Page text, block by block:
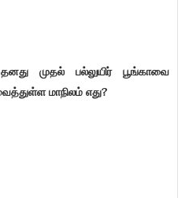
முதல் பல்லுயிர் பூங்காவை
மாநிலம் எது?